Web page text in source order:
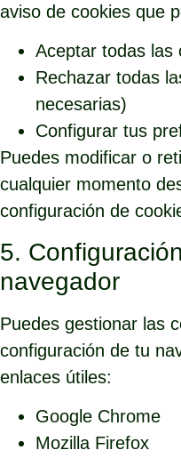
aviso de cookies que
Aceptar todas las
Rechazar todas
necesarias)
Configurar tus
Puedes modificar o
cualquier momento
configuración de
5.
navegador
Puedes gestionar las
configuración de tu
enlaces útiles:
Google Chrome
Mozilla Firefox